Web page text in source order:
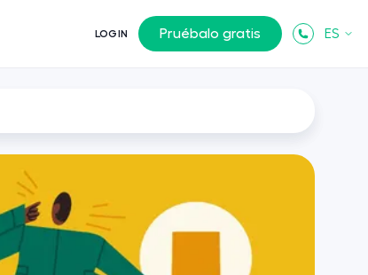
LOGIN Pruébalo gratis ES